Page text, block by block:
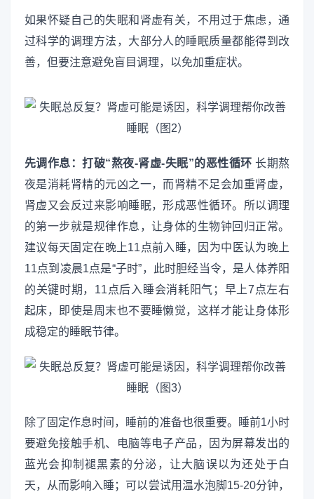
如果怀疑自己的失眠和肾虚有关，不用过于焦虑，通
过科学的调理方法，大部分人的睡眠质量都能得到改
善，但要注意避免盲目调理，以免加重症状。
先调作息：打破“熬夜-肾虚-失眠”的恶性循环 长期熬
夜是消耗肾精的元凶之一，而肾精不足会加重肾虚，
肾虚又会反过来影响睡眠，形成恶性循环。所以调理
的第一步就是规律作息，让身体的生物钟回归正常。
建议每天固定在晚上11点前入睡，因为中医认为晚上
11点到凌晨1点是“子时”，此时胆经当令，是人体养阳
的关键时期，11点后入睡会消耗阳气；早上7点左右
起床，即使是周末也不要睡懒觉，这样才能让身体形
成稳定的睡眠节律。
除了固定作息时间，睡前的准备也很重要。睡前1小时
要避免接触手机、电脑等电子产品，因为屏幕发出的
蓝光会抑制褪黑素的分泌，让大脑误以为还处于白
天，从而影响入睡；可以尝试用温水泡脚15-20分钟，